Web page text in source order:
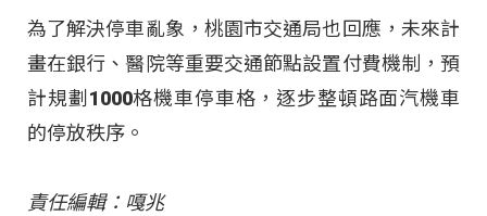
為了解決停車亂象，桃園市交通局也回應，未來計
畫在銀行、醫院等重要交通節點設置付費機制，預
計規劃1000格機車停車格，逐步整頓路面汽機車
的停放秩序。
責任編輯：嘎兆